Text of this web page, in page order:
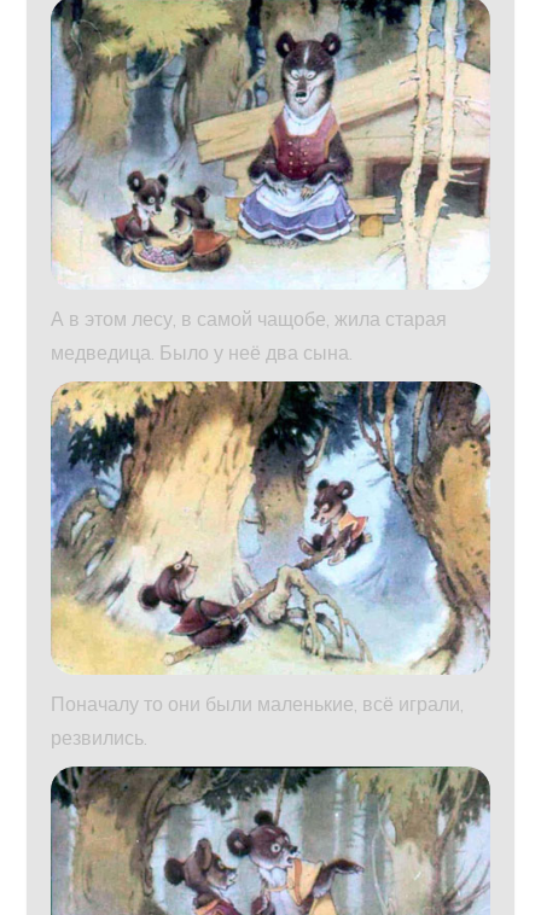
А в этом лесу, в самой чащобе, жила старая
медведица. Было у неё два сына.
Поначалу то они были маленькие, всё играли,
резвились.